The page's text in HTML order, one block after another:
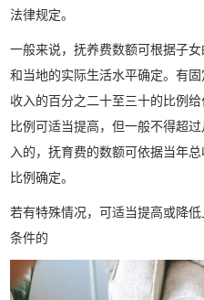
法律规定。
一般来说，抚养费数额可根据子
和当地的实际生活水平确定。有
收入的百分之二十至三十的比例
比例可适当提高，但一般不得超
入的，抚育费的数额可依据当年
比例确定。
若有特殊情况，可适当提高或降
条件的